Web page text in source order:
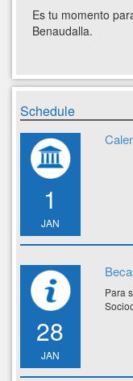
Es tu momento
Benaudalla.
Schedule
1
JAN
28
JAN
Para